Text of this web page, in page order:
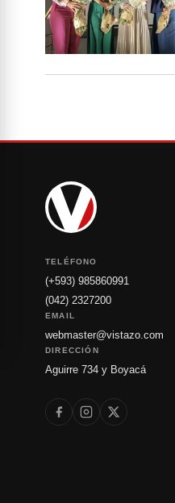
TELÉFONO
(+593) 985860991
(042) 2327200
EMAIL
webmaster@vistazo.com
DIRECCIÓN
Aguirre 734 y Boyacá